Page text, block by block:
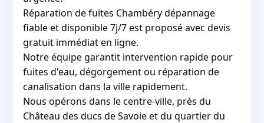
Réparation de fuites Chambéry dépannage
fiable et disponible 7j/7 est proposé avec devis
gratuit immédiat en ligne.
Notre équipe garantit intervention rapide pour
fuites d'eau, dégorgement ou réparation de
canalisation dans la ville rapidement.
Nous opérons dans le centre-ville, près du
Château des ducs de Savoie et du quartier du